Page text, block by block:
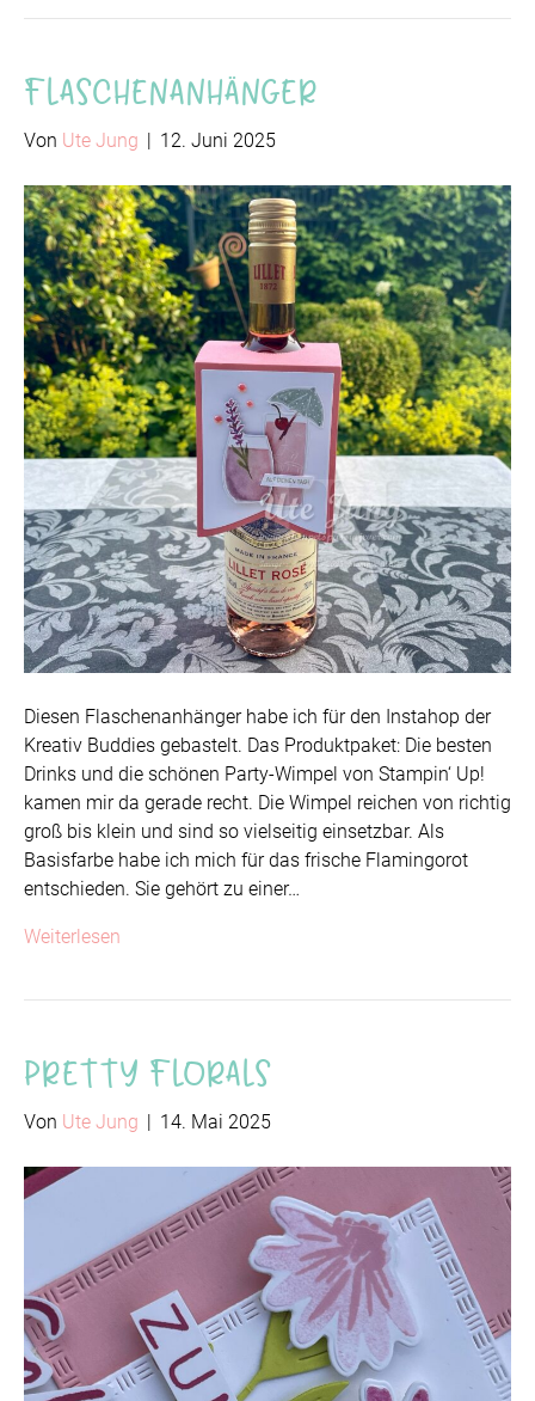
Flaschenanhänger
Von Ute Jung | 12. Juni 2025
Diesen Flaschenanhänger habe ich für den Instahop der
Kreativ Buddies gebastelt. Das Produktpaket: Die besten
Drinks und die schönen Party-Wimpel von Stampin‘ Up!
kamen mir da gerade recht. Die Wimpel reichen von richtig
groß bis klein und sind so vielseitig einsetzbar. Als
Basisfarbe habe ich mich für das frische Flamingorot
entschieden. Sie gehört zu einer…
Weiterlesen
Pretty Florals
Von Ute Jung | 14. Mai 2025